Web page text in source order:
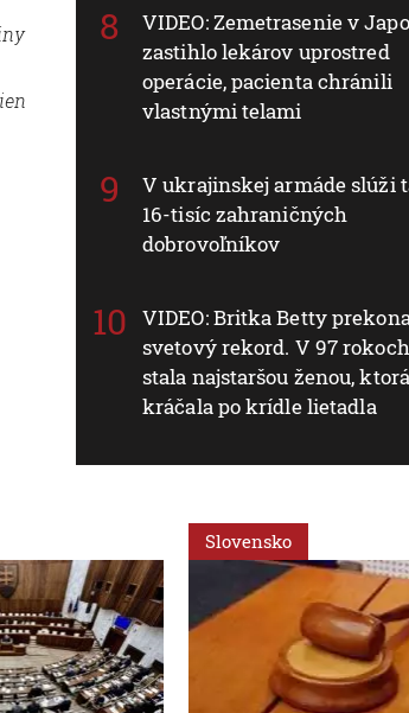
VIDEO: Zemetrasenie v
zastihlo lekárov uprostred
operácie, pacienta chránili
vlastnými telami
V ukrajinskej armáde slúži
16-tisíc zahraničných
dobrovoľníkov
VIDEO: Britka Betty
svetový rekord. V 97
stala najstaršou ženou, ktorá
kráčala po krídle lietadla
Slovensko